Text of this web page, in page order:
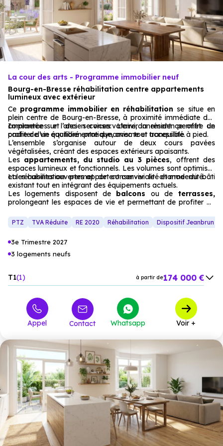
La cour des arts - Programme immobilier neuf
Bourg-en-Bresse réhabilitation centre appartements
lumineux avec extérieur
Ce programme immobilier en réhabilitation se situe en
plein centre de Bourg-en-Bresse, à proximité immédiate des
commerces et des services. L’environnement permet de
profiter d’un quotidien pratique, avec tout accessible à pied.
Implantée sur l’ancien conservatoire, la résidence offre un
cadre de vie équilibré entre dynamisme et tranquillité.
L’ensemble s’organise autour de deux cours pavées
végétalisées, créant des espaces extérieurs apaisants.
Les appartements, du studio au 3 pièces, offrent des
espaces lumineux et fonctionnels. Les volumes sont optimisés
et les cuisines ouvertes apportent convivialité et modernité.
La réhabilitation permet de conserver le charme du bâti
existant tout en intégrant des équipements actuels.
Les logements disposent de balcons ou de terrasses,
prolongeant les espaces de vie et permettant de profiter de
PTZ TVA Réduite RE 2020 Réhabilitation Dispositif Jeanbrun
3e Trimestre 2027
3 logements neufs
T1 1 à partir de174 000 €
Appel Contact Whatsapp Voir +